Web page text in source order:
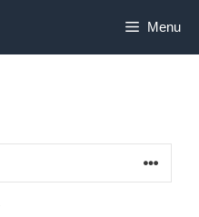
Menu